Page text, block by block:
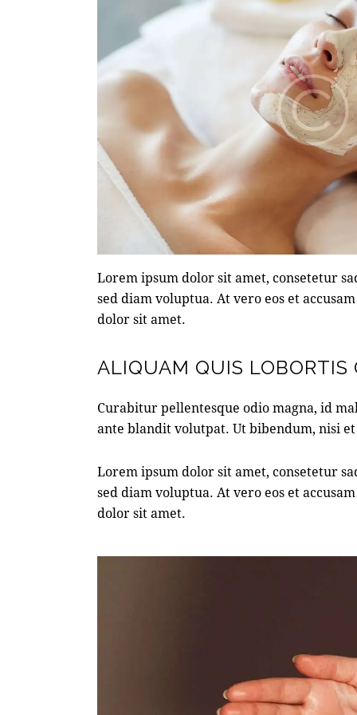
Lorem ipsum dolor sit amet, consetetur
sed diam voluptua. At vero eos et
dolor sit amet.
ALIQUAM QUIS LOBORTIS
Curabitur pellentesque odio magna, id
ante blandit volutpat. Ut bibendum, nisi
Lorem ipsum dolor sit amet, consetetur
sed diam voluptua. At vero eos et
dolor sit amet.